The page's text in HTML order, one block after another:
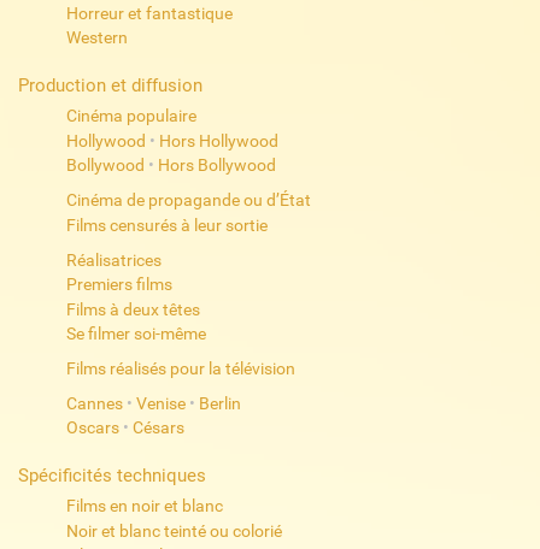
Horreur et fantastique
Western
Production et diffusion
Cinéma populaire
Hollywood • Hors Hollywood
Bollywood • Hors Bollywood
Cinéma de propagande ou d’État
Films censurés à leur sortie
Réalisatrices
Premiers films
Films à deux têtes
Se filmer soi-même
Films réalisés pour la télévision
Cannes • Venise • Berlin
Oscars • Césars
Spécificités techniques
Films en noir et blanc
Noir et blanc teinté ou colorié